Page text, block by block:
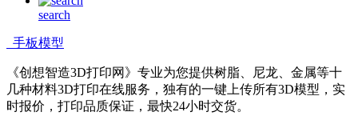
search
手板模型
《创想智造3D打印网》专业为您提供树脂、尼龙、金属等十
几种材料3D打印在线服务，独有的一键上传所有3D模型，实
时报价，打印品质保证，最快24小时交货。